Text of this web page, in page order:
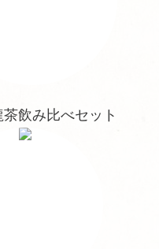
飲み比べセット